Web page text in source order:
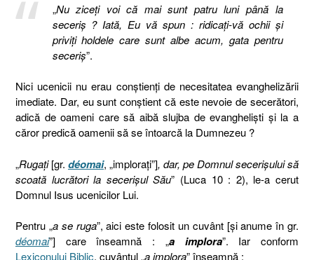
„Nu ziceţi voi că mai sunt patru luni până la
seceriş ? Iată, Eu vă spun : ridicaţi-vă ochii şi
priviţi holdele care sunt albe acum, gata pentru
seceriş”.
Nici ucenicii nu erau conștienți de necesitatea evanghelizării
imediate. Dar, eu sunt conștient că este nevoie de secerători,
adică de oameni care să aibă slujba de evangheliști și la a
căror predică oamenii să se întoarcă la Dumnezeu ?
„Rugaţi[gr. déomai, „implorați”], dar, pe Domnul secerişului să
scoată lucrători la secerişul Său” (Luca 10 : 2), le-a cerut
Domnul Isus ucenicilor Lui.
Pentru „a se ruga”, aici este folosit un cuvânt [și anume în gr.
déomai”] care înseamnă : „a implora”. Iar conform
Lexiconului Biblic, cuvântul „a implora” înseamnă :